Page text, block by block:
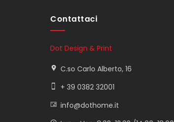
Contattaci
Dot Design & Print
C.so Carlo Alberto, 16
+ 39 0382 32001
info@dothome.it